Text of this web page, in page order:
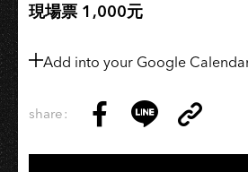
現場票 1,000元
Add into your Google
share:
on
on
Link
Copy